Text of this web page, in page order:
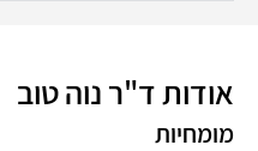
אודות ד"ר נוה טוב
מומחיות